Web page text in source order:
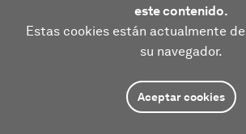
este contenido.
Estas cookies están actualmente
su navegador.
Aceptar cookies